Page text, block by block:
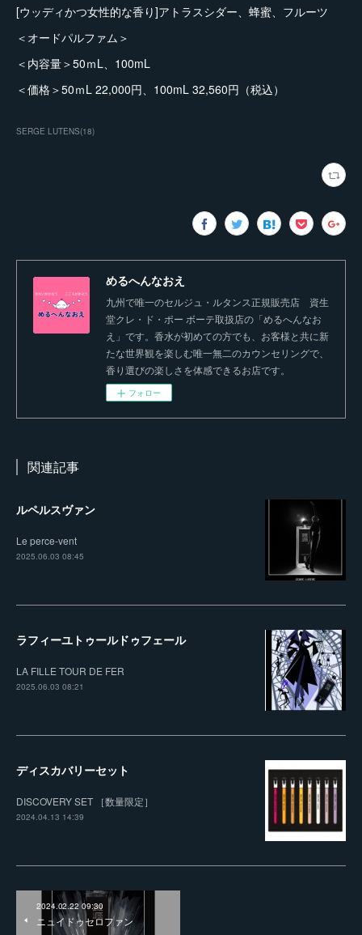
[ウッディかつ女性的な香り]アトラスシダー、蜂蜜、フルーツ
＜オードパルファム＞
＜内容量＞50ｍL、100mL
＜価格＞50ｍL 22,000円、100mL 32,560円（税込）
SERGE LUTENS(18)
めるへんなおえ
九州で唯一のセルジュ・ルタンス正規販売店 資生
堂クレ・ド・ポー ボーテ取扱店の「めるへんなお
え」です。香水が初めての方でも、お客様と共に新
たな世界観を楽しむ唯一無二のカウンセリングで、
香り選びの楽しさを体感できるお店です。
フォロー
関連記事
ルペルスヴァン
Le perce-vent
2025.06.03 08:45
ラフィーユトゥールドゥフェール
LA FILLE TOUR DE FER
2025.06.03 08:21
ディスカバリーセット
DISCOVERY SET ［数量限定］
2024.04.13 14:39
2024.02.22 09:30
ニュイドゥセロファン